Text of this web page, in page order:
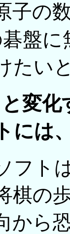
子の
盤
たい
変
には
フト
棋の
から